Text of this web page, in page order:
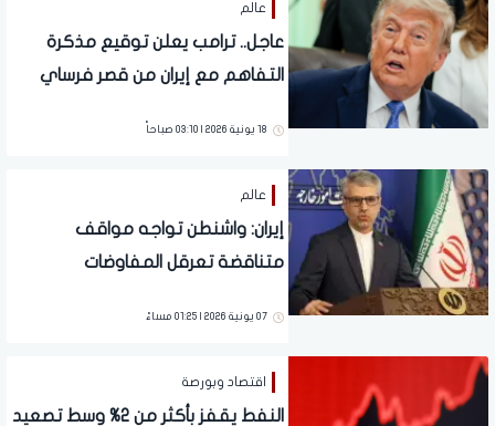
عالم
عاجل.. ترامب يعلن توقيع مذكرة
التفاهم مع إيران من قصر فرساي
18 يونية 2026 | 03:10 صباحاً
عالم
إيران: واشنطن تواجه مواقف
متناقضة تعرقل المفاوضات
07 يونية 2026 | 01:25 مساءً
اقتصاد وبورصة
النفط يقفز بأكثر من 2% وسط تصعيد